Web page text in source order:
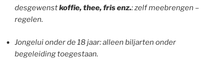
desgewenstkoffie, thee, fris enz.: zelf meebrengen –
regelen.
Jongelui onder de 18 jaar: alleen biljarten onder
begeleiding toegestaan.